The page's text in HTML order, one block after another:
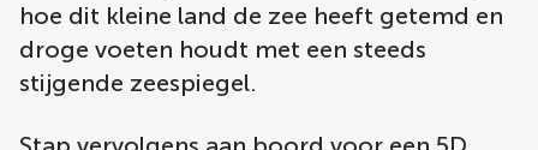
hoe dit kleine land de zee heeft getemd en
droge voeten houdt met een steeds
stijgende zeespiegel.